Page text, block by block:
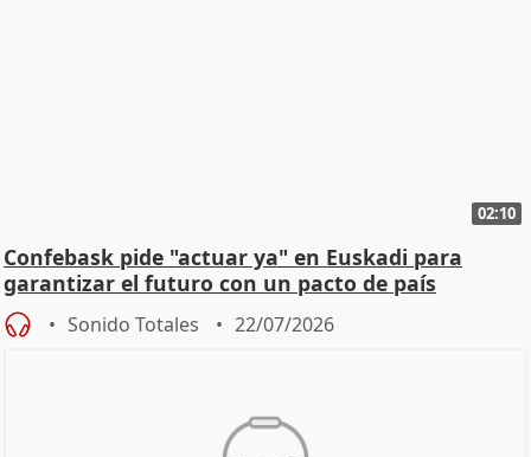
02:10
Confebask pide "actuar ya" en Euskadi para
garantizar el futuro con un pacto de país
Sonido Totales 22/07/2026